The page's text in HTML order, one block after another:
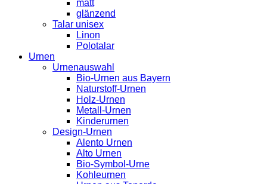
matt
glänzend
Talar unisex
Linon
Polotalar
Urnen
Urnenauswahl
Bio-Urnen aus Bayern
Naturstoff-Urnen
Holz-Urnen
Metall-Urnen
Kinderurnen
Design-Urnen
Alento Urnen
Alto Urnen
Bio-Symbol-Urne
Kohleurnen